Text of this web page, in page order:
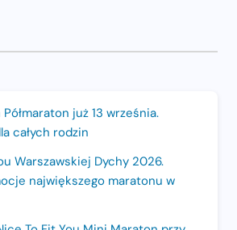
już 13 września.
całych rodzin
Warszawskiej Dychy 2026.
największego maratonu w